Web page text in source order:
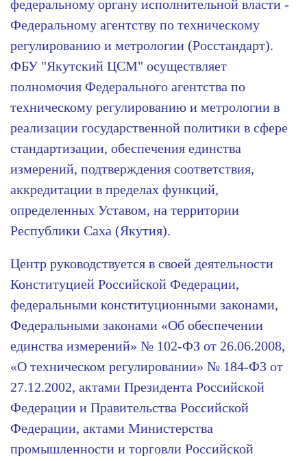
федеральному органу исполнительной власти -
Федеральному агентству по техническому
регулированию и метрологии (Росстандарт).
ФБУ "Якутский ЦСМ" осуществляет
полномочия Федерального агентства по
техническому регулированию и метрологии в
реализации государственной политики в сфере
стандартизации, обеспечения единства
измерений, подтверждения соответствия,
аккредитации в пределах функций,
определенных Уставом, на территории
Республики Саха (Якутия).
Центр руководствуется в своей деятельности
Конституцией Российской Федерации,
федеральными конституционными законами,
Федеральными законами «Об обеспечении
единства измерений» № 102-ФЗ от 26.06.2008,
«О техническом регулировании» № 184-ФЗ от
27.12.2002, актами Президента Российской
Федерации и Правительства Российской
Федерации, актами Министерства
промышленности и торговли Российской